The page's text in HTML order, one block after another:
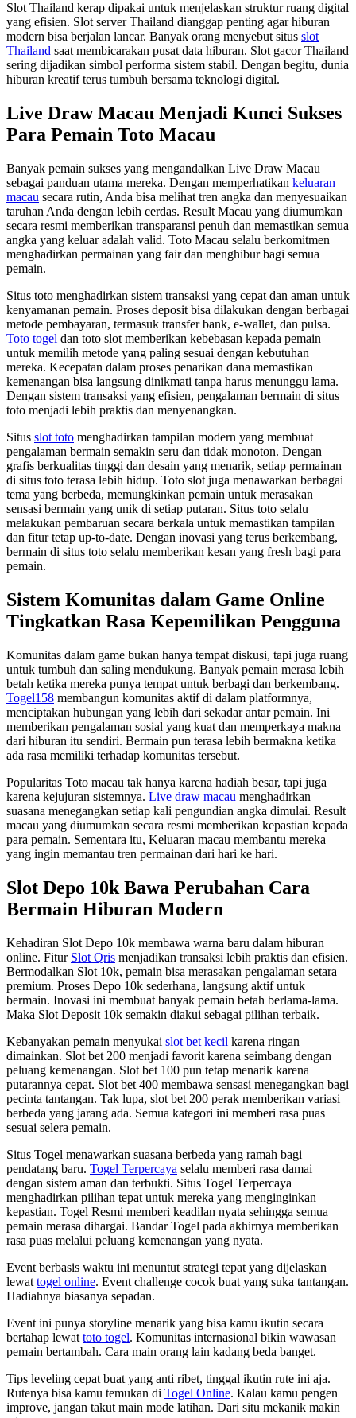
Slot Thailand kerap dipakai untuk menjelaskan struktur ruang digital
yang efisien. Slot server Thailand dianggap penting agar hiburan
modern bisa berjalan lancar. Banyak orang menyebut situs slot
Thailand saat membicarakan pusat data hiburan. Slot gacor Thailand
sering dijadikan simbol performa sistem stabil. Dengan begitu, dunia
hiburan kreatif terus tumbuh bersama teknologi digital.
Live Draw Macau Menjadi Kunci Sukses
Para Pemain Toto Macau
Banyak pemain sukses yang mengandalkan Live Draw Macau
sebagai panduan utama mereka. Dengan memperhatikan keluaran
macau secara rutin, Anda bisa melihat tren angka dan menyesuaikan
taruhan Anda dengan lebih cerdas. Result Macau yang diumumkan
secara resmi memberikan transparansi penuh dan memastikan semua
angka yang keluar adalah valid. Toto Macau selalu berkomitmen
menghadirkan permainan yang fair dan menghibur bagi semua
pemain.
Situs toto menghadirkan sistem transaksi yang cepat dan aman untuk
kenyamanan pemain. Proses deposit bisa dilakukan dengan berbagai
metode pembayaran, termasuk transfer bank, e-wallet, dan pulsa.
Toto togel dan toto slot memberikan kebebasan kepada pemain
untuk memilih metode yang paling sesuai dengan kebutuhan
mereka. Kecepatan dalam proses penarikan dana memastikan
kemenangan bisa langsung dinikmati tanpa harus menunggu lama.
Dengan sistem transaksi yang efisien, pengalaman bermain di situs
toto menjadi lebih praktis dan menyenangkan.
Situs slot toto menghadirkan tampilan modern yang membuat
pengalaman bermain semakin seru dan tidak monoton. Dengan
grafis berkualitas tinggi dan desain yang menarik, setiap permainan
di situs toto terasa lebih hidup. Toto slot juga menawarkan berbagai
tema yang berbeda, memungkinkan pemain untuk merasakan
sensasi bermain yang unik di setiap putaran. Situs toto selalu
melakukan pembaruan secara berkala untuk memastikan tampilan
dan fitur tetap up-to-date. Dengan inovasi yang terus berkembang,
bermain di situs toto selalu memberikan kesan yang fresh bagi para
pemain.
Sistem Komunitas dalam Game Online
Tingkatkan Rasa Kepemilikan Pengguna
Komunitas dalam game bukan hanya tempat diskusi, tapi juga ruang
untuk tumbuh dan saling mendukung. Banyak pemain merasa lebih
betah ketika mereka punya tempat untuk berbagi dan berkembang.
Togel158 membangun komunitas aktif di dalam platformnya,
menciptakan hubungan yang lebih dari sekadar antar pemain. Ini
memberikan pengalaman sosial yang kuat dan memperkaya makna
dari hiburan itu sendiri. Bermain pun terasa lebih bermakna ketika
ada rasa memiliki terhadap komunitas tersebut.
Popularitas Toto macau tak hanya karena hadiah besar, tapi juga
karena kejujuran sistemnya. Live draw macau menghadirkan
suasana menegangkan setiap kali pengundian angka dimulai. Result
macau yang diumumkan secara resmi memberikan kepastian kepada
para pemain. Sementara itu, Keluaran macau membantu mereka
yang ingin memantau tren permainan dari hari ke hari.
Slot Depo 10k Bawa Perubahan Cara
Bermain Hiburan Modern
Kehadiran Slot Depo 10k membawa warna baru dalam hiburan
online. Fitur Slot Qris menjadikan transaksi lebih praktis dan efisien.
Bermodalkan Slot 10k, pemain bisa merasakan pengalaman setara
premium. Proses Depo 10k sederhana, langsung aktif untuk
bermain. Inovasi ini membuat banyak pemain betah berlama-lama.
Maka Slot Deposit 10k semakin diakui sebagai pilihan terbaik.
Kebanyakan pemain menyukai slot bet kecil karena ringan
dimainkan. Slot bet 200 menjadi favorit karena seimbang dengan
peluang kemenangan. Slot bet 100 pun tetap menarik karena
putarannya cepat. Slot bet 400 membawa sensasi menegangkan bagi
pecinta tantangan. Tak lupa, slot bet 200 perak memberikan variasi
berbeda yang jarang ada. Semua kategori ini memberi rasa puas
sesuai selera pemain.
Situs Togel menawarkan suasana berbeda yang ramah bagi
pendatang baru. Togel Terpercaya selalu memberi rasa damai
dengan sistem aman dan terbukti. Situs Togel Terpercaya
menghadirkan pilihan tepat untuk mereka yang menginginkan
kepastian. Togel Resmi memberi keadilan nyata sehingga semua
pemain merasa dihargai. Bandar Togel pada akhirnya memberikan
rasa puas melalui peluang kemenangan yang nyata.
Event berbasis waktu ini menuntut strategi tepat yang dijelaskan
lewat togel online. Event challenge cocok buat yang suka tantangan.
Hadiahnya biasanya sepadan.
Event ini punya storyline menarik yang bisa kamu ikutin secara
bertahap lewat toto togel. Komunitas internasional bikin wawasan
pemain bertambah. Cara main orang lain kadang beda banget.
Tips leveling cepat buat yang anti ribet, tinggal ikutin rute ini aja.
Rutenya bisa kamu temukan di Togel Online. Kalau kamu pengen
improve, jangan takut main mode latihan. Dari situ mekanik makin